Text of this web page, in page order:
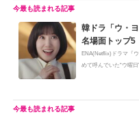
韓ドラ「ウ・
名場面トップ5
ENA(Netflix)ドラマ『
めて呼んでいた“ウ曜